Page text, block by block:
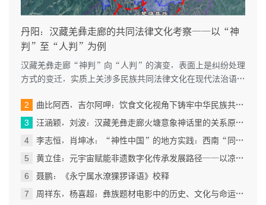
丹阳：汉藏羌彝走廊的共同法律文化考察——以“神
判”至“人判”为例
汉藏羌彝走廊“神判”向“人判”的演变，表面上是纠纷处理
方式的变迁，实质上关涉多民族共同法律文化在现代法治语境
曲比阿西，吉尔阿呷：饮食文化视角下铸牢中华民族共同体意识的实践探究——以成都市彝族餐饮为例
汪涵颖，刘波：汉藏羌彝走廊火塘意象神话里的关系原型与族际交往
李志恒，肖坤冰：“神性中国”的地方实践：西南“同源共祖”神话与地方社会的互构机制研究
黄立佳：元宇宙赋能非遗数字化传承发展路径——以凉山彝族自治州为例
聂鹏：《永宁属水潦猓猡译语》校释
周祥东，杨喜超：彝族题材电影中的历史、文化与命运共同体书写